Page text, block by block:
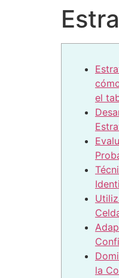
el
la